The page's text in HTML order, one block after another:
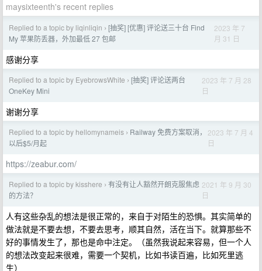
maysixteenth's recent replies
Replied to a topic by liqinliqin › [抽奖] [优惠] 评论送三十台 Find
My 苹果防丢器，外加最低 27 包邮
2023 年 7
月 31 日
感谢分享
Replied to a topic by EyebrowsWhite › [抽奖] 评论送两台
OneKey Mini
2023 年 7 月 28
日
谢谢分享
Replied to a topic by hellomynameis › Railway 免费方案取消，
以后$5/月起
2023 年 7 月 4
日
https://zeabur.com/
Replied to a topic by kisshere › 有没有让人豁然开朗克服焦虑
的方法？
2021 年 9 月 30
日
人有这些杂乱的想法是很正常的，来自于对陌生的恐惧。其实简单的
做法就是不要去想，不要去思考，顺其自然，活在当下。就算那些不
好的事情发生了，那也是命中注定。（虽然我说起来容易，但一个人
的想法改变起来很难，需要一个契机，比如书读百遍，比如死里逃
生）